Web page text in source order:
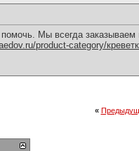
Мы всегда
product-category/
«